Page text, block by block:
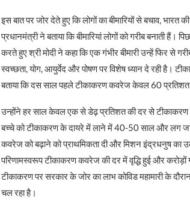
इस बात पर जोर देते हुए कि लोगों का बीमारियों से बचाव, भारत
प्रधानमंत्री ने बताया कि बीमारियां लोगों को गरीब बनाती
करते हुए श्री मोदी ने कहा कि एक गंभीर बीमारी उन्हें फिर से
स्वच्छता, योग, आयुर्वेद और पोषण पर विशेष ध्यान दे रही है।
बताया कि दस साल पहले टीकाकरण कवरेज केवल 60
उन्होंने हर साल केवल एक से डेढ़ प्रतिशत की दर से टीकाकरण
बच्चे को टीकाकरण के दायरे में लाने में 40-50 साल और लग
कवरेज को बढ़ाने को प्राथमिकता दी और मिशन इंद्रधनुष का
परिणामस्वरूप टीकाकरण कवरेज की दर में वृद्धि हुई और
टीकाकरण पर सरकार के जोर का लाभ कोविड महामारी के
चल रहा है।